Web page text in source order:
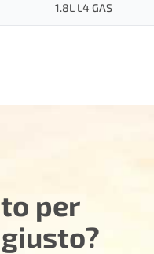
1.8L L4 GAS
per